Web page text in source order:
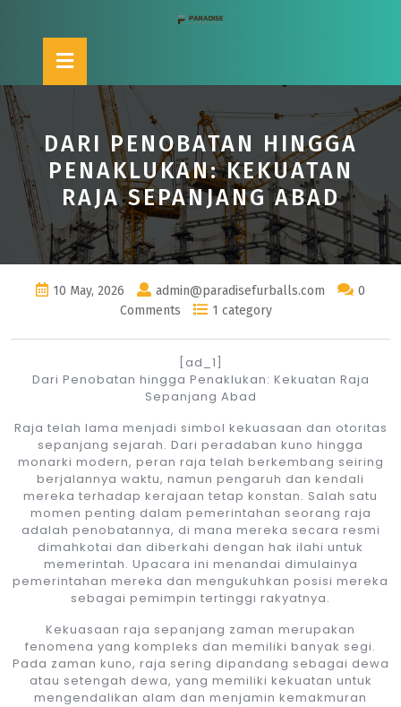
Open
Button
DARI PENOBATAN HINGGA
PENAKLUKAN: KEKUATAN
RAJA SEPANJANG ABAD
10 May, 2026 admin@paradisefurballs.com
0
Comments
1 category
[ad_1]
Dari Penobatan hingga Penaklukan: Kekuatan Raja
Sepanjang Abad
Raja telah lama menjadi simbol kekuasaan dan otoritas
sepanjang sejarah. Dari peradaban kuno hingga
monarki modern, peran raja telah berkembang seiring
berjalannya waktu, namun pengaruh dan kendali
mereka terhadap kerajaan tetap konstan. Salah satu
momen penting dalam pemerintahan seorang raja
adalah penobatannya, di mana mereka secara resmi
dimahkotai dan diberkahi dengan hak ilahi untuk
memerintah. Upacara ini menandai dimulainya
pemerintahan mereka dan mengukuhkan posisi mereka
sebagai pemimpin tertinggi rakyatnya.
Kekuasaan raja sepanjang zaman merupakan
fenomena yang kompleks dan memiliki banyak segi.
Pada zaman kuno, raja sering dipandang sebagai dewa
atau setengah dewa, yang memiliki kekuatan untuk
mengendalikan alam dan menjamin kemakmuran